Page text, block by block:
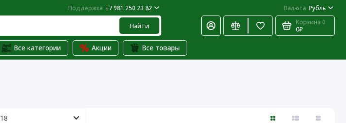
Поддержка +7 981 250 23 82 Валюта Рубль
Найти Корзина 0
0₽
Все категории Акции Все товары